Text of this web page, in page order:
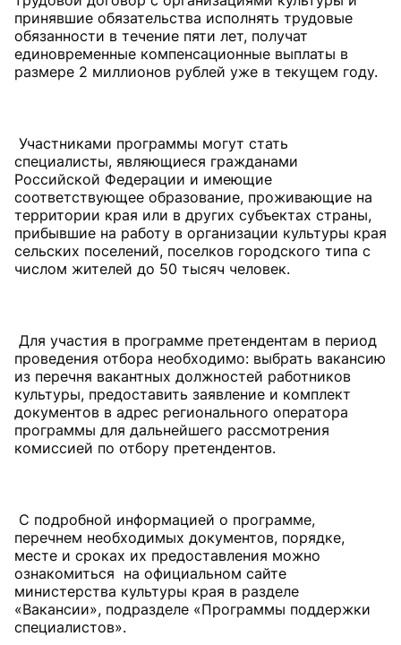
принявшие обязательства исполнять трудовые
обязанности в течение пяти лет, получат
единовременные компенсационные выплаты в
размере 2 миллионов рублей уже в текущем году.
Участниками программы могут стать
специалисты, являющиеся гражданами
Российской Федерации и имеющие
соответствующее образование, проживающие на
территории края или в других субъектах страны,
прибывшие на работу в организации культуры края
сельских поселений, поселков городского типа с
числом жителей до 50 тысяч человек.
Для участия в программе претендентам в период
проведения отбора необходимо: выбрать вакансию
из перечня вакантных должностей работников
культуры, предоставить заявление и комплект
документов в адрес регионального оператора
программы для дальнейшего рассмотрения
комиссией по отбору претендентов.
С подробной информацией о программе,
перечнем необходимых документов, порядке,
месте и сроках их предоставления можно
ознакомиться на официальном сайте
министерства культуры края в разделе
«Вакансии», подразделе «Программы поддержки
специалистов».